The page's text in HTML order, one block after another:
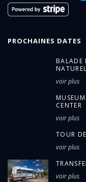
PROCHAINES DATES
BALADE
voir plus
CENTER
voir plus
TOUR
voir plus
voir plus